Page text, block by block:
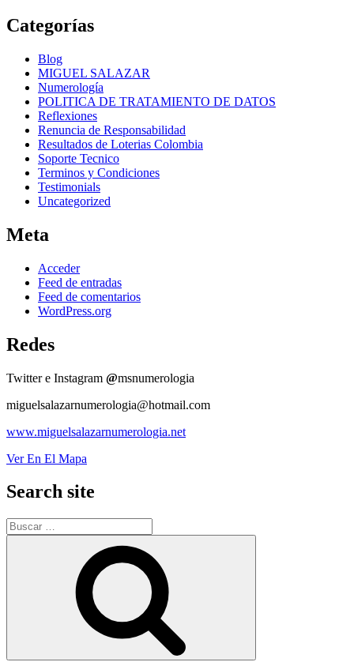
Categorías
Blog
MIGUEL SALAZAR
Numerología
POLITICA DE TRATAMIENTO DE DATOS
Reflexiones
Renuncia de Responsabilidad
Resultados de Loterias Colombia
Soporte Tecnico
Terminos y Condiciones
Testimonials
Uncategorized
Meta
Acceder
Feed de entradas
Feed de comentarios
WordPress.org
Redes
Twitter e Instagram @msnumerologia
miguelsalazarnumerologia@hotmail.com
www.miguelsalazarnumerologia.net
Ver En El Mapa
Search site
Buscar
por: